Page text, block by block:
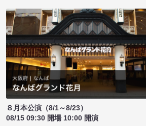
８月本公演（8/1～8/23）
08/15 09:30 開場 10:00 開演